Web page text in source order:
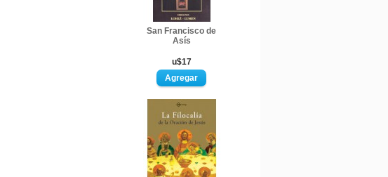
San Francisco de
Asís
u$17